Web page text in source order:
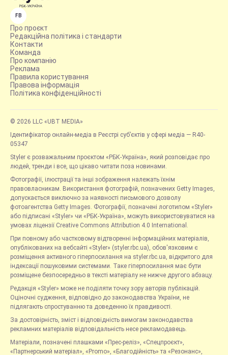
FB
Про проєкт
Редакційна політика і стандарти
Контакти
Команда
Про компанію
Реклама
Правила користування
Правова інформація
Політика конфіденційності
© 2026 LLC «UBT MEDIA»
Ідентифікатор онлайн-медіа в Реєстрі суб’єктів у сфері медіа — R40-
05347
Styler є розважальним проєктом «РБК-Україна», який розповідає про
людей, тренди і все, що цікаво читати поза новинами.
Фотографії, ілюстрації та інші зображення належать їхнім
правовласникам. Використання фотографій, позначених Getty Images,
допускається виключно за наявності письмового дозволу
фотоагентства Getty Images. Фотографії, позначені логотипом «Styler»
або підписані «Styler» чи «РБК-Україна», можуть використовуватися на
умовах ліцензії Creative Commons Attribution 4.0 International.
При повному або частковому відтворенні інформаційних матеріалів,
опублікованих на вебсайті «Styler» (styler.rbc.ua), обов'язковим є
розміщення активного гіперпосилання на styler.rbc.ua, відкритого для
індексації пошуковими системами. Таке гіперпосилання має бути
розміщене безпосередньо в тексті матеріалу не нижче другого абзацу.
Редакція «Styler» може не поділяти точку зору авторів публікацій.
Оціночні судження, відповідно до законодавства України, не
підлягають спростуванню та доведенню їх правдивості.
За достовірність, зміст і відповідність вимогам законодавства
рекламних матеріалів відповідальність несе рекламодавець.
Матеріали, позначені плашками «Прес-реліз», «Спецпроєкт»,
«Партнерський матеріал», «Promo», «Благодійність» та «Резонанс»,